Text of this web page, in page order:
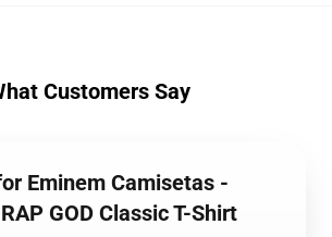
Customers Say
Eminem Camisetas -
GOD Classic T-Shirt